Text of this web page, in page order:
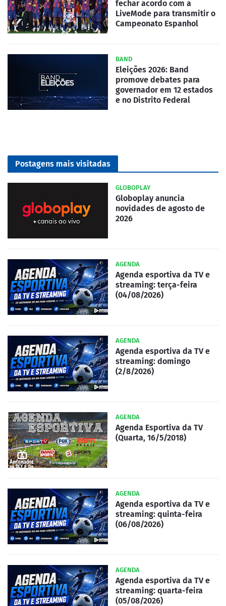
fechar acordo com a
LiveMode para transmitir o
Campeonato Espanhol
BAND
Eleições 2026: Band
promove debates para
governador em 12 estados
e no Distrito Federal
Postagens mais visitadas
GLOBOPLAY
Globoplay anuncia
novidades de agosto de
2026
AGENDA
Agenda esportiva da TV e
streaming: terça-feira
(04/08/2026)
AGENDA
Agenda esportiva da TV e
streaming: domingo
(2/8/2026)
AGENDA
Agenda Esportiva da TV
(Quarta, 16/5/2018)
AGENDA
Agenda esportiva da TV e
streaming: quinta-feira
(06/08/2026)
AGENDA
Agenda esportiva da TV e
streaming: quarta-feira
(05/08/2026)